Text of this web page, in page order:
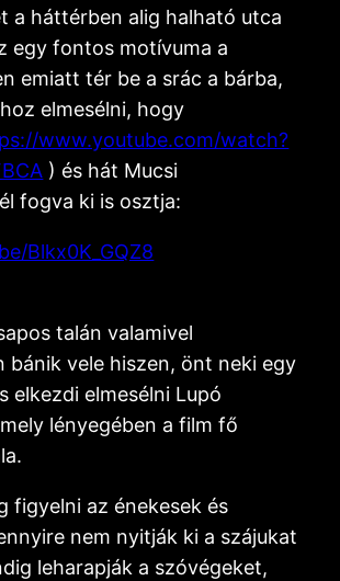
a háttérben alig halható utca
egy fontos motívuma a
emiatt tér be a srác a bárba,
elmesélni, hogy
www.youtube.com/watch?
) és hát Mucsi
fogva ki is osztja:
Blkx0K_GQZ8
talán valamivel
bánik vele hiszen, önt neki egy
elkezdi elmesélni Lupó
lényegében a film fő
figyelni az énekesek és
nem nyitják ki a szájukat
leharapják a szóvégeket,